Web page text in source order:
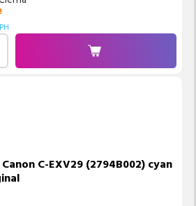
C-EXV29 (2794B002) cyan